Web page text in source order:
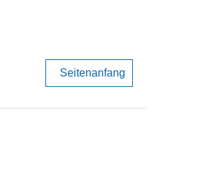
Seitenanfang